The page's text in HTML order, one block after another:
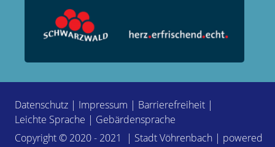
Datenschutz | Impressum | Barrierefreiheit |
Leichte Sprache | Gebärdensprache
Copyright © 2020 - 2021 | Stadt Vöhrenbach | powered